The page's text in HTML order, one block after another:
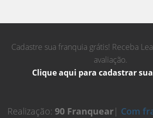
Cadastre sua franquia grátis! Receba
avaliação.
Clique aqui para cadastrar
Realização: 90 Franquear| Com